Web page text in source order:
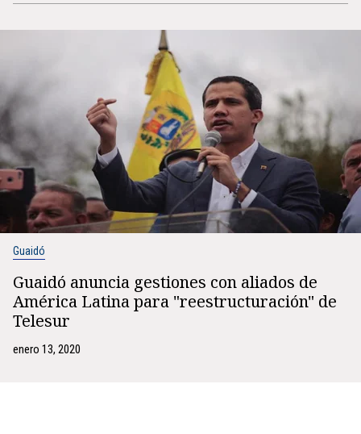
Guaidó
Guaidó anuncia gestiones con aliados de
América Latina para "reestructuración" de
Telesur
enero 13, 2020